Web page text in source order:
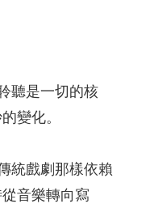
聽是一切的核
變化。
統戲劇那樣依賴
音樂轉向寫